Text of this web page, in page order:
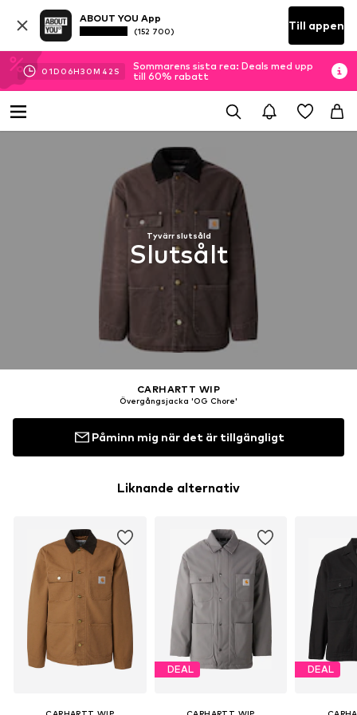
ABOUT YOU App
(152 700) Till appen
01D 06H30M 42 S
Sommarens sista rea: Deals med upp
till 60% rabatt
Tyvärr slutsåld
Slutsålt
CARHARTT WIP
Övergångsjacka 'OG Chore'
Påminn mig när det är tillgängligt
Liknande alternativ
DEAL DEAL